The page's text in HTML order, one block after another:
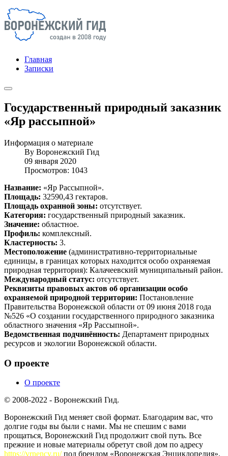
Главная
Записки
Государственный природный заказник
«Яр рассыпной»
Информация о материале
By Воронежский Гид
09 января 2020
Просмотров: 1043
Название: «Яр Рассыпной».
Площадь: 32590,43 гектаров.
Площадь охранной зоны: отсутствует.
Категория: государственный природный заказник.
Значение: областное.
Профиль: комплексный.
Кластерность: 3.
Местоположение (административно-территориальные
единицы, в границах которых находится особо охраняемая
природная территория): Калачеевский муниципальный район.
Международный статус: отсутствует.
Реквизиты правовых актов об организации особо
охраняемой природной территории: Постановление
Правительства Воронежской области от 09 июня 2018 года
№526 «О создании государственного природного заказника
областного значения «Яр Рассыпной».
Ведомственная подчинённость: Департамент природных
ресурсов и экологии Воронежской области.
О проекте
О проекте
© 2008-2022 - Воронежский Гид.
Воронежский Гид меняет свой формат. Благодарим вас, что
долгие годы вы были с нами. Мы не спешим с вами
прощаться, Воронежский Гид продолжит свой путь. Все
прежние и новые материалы обретут свой дом по адресу
https://vrnency.ru/под брендом «Воронежская Энциклопедия».